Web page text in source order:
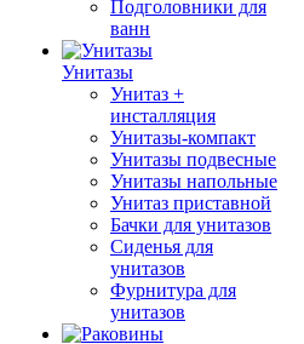
Подголовники для
ванн
Унитазы
Унитаз +
инсталляция
Унитазы-компакт
Унитазы подвесные
Унитазы напольные
Унитаз приставной
Бачки для унитазов
Сиденья для
унитазов
Фурнитура для
унитазов